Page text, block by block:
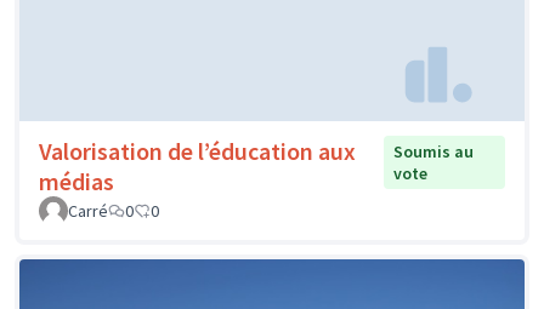
Valorisation de l’éducation aux
médias
Soumis au
vote
Carré
0 0